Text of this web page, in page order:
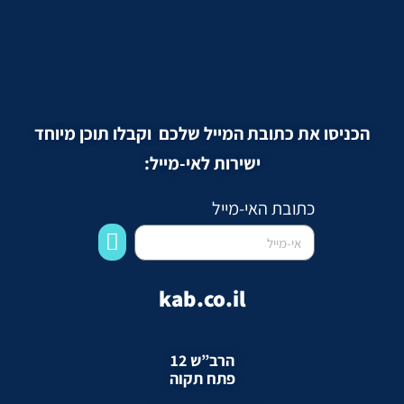
הכניסו את כתובת המייל שלכם וקבלו תוכן מיוחד
ישירות לאי-מייל:
כתובת האי-מייל
kab.co.il
הרב”ש 12
פתח תקוה